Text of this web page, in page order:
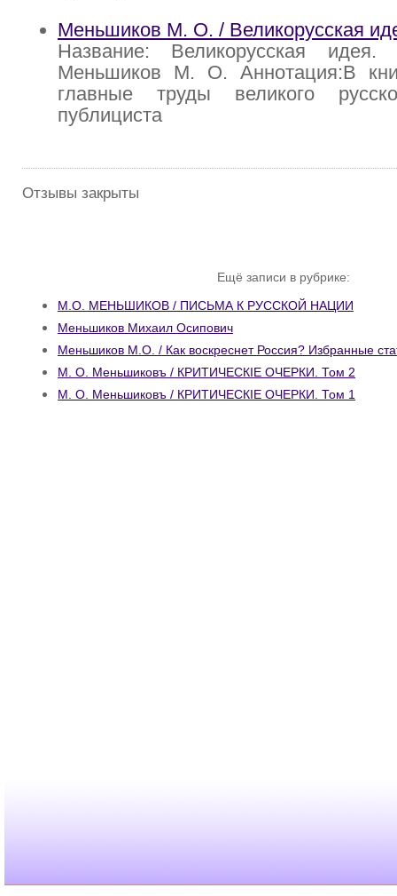
Меньшиков М. О. / Великорусская
Название: Великорусская
Меньшиков М. О. Аннотация:В
главные труды великого
публициста
Отзывы закрыты
Ещё записи в рубрике:
М.О. МЕНЬШИКОВ / ПИСЬМА К РУССКОЙ НАЦИИ
Меньшиков Михаил Осипович
Меньшиков М.О. / Как воскреснет Россия? Избранные
М. О. Меньшиковъ / КРИТИЧЕСКIЕ ОЧЕРКИ. Том 2
М. О. Меньшиковъ / КРИТИЧЕСКIЕ ОЧЕРКИ. Том 1